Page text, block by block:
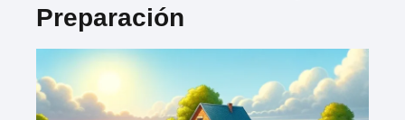
Preparación